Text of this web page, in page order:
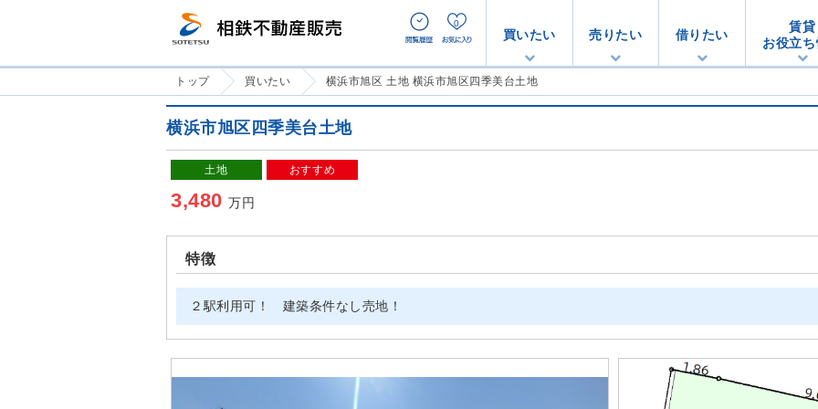
買いたい 売りたい 借りたい
賃貸
お役立
0
トップ 買いたい 横浜市旭区 土地 横浜市旭区四季美台土地
横浜市旭区四季美台土地
土地 おすすめ
3,480万円
特徴
２駅利用可！ 建築条件なし売地！